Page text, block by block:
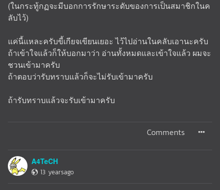
(ในกระทู้กฏจะมีบอกการรักษาระดับของการเป็นสมาชิกในค
ลับไว้)
แค่นี้แหละครับขี้เกียจเขียนเยอะ ไว้ไปอ่านในคลับเอานะครับ
ถ้าเข้าใจแล้วก็ให้บอกมาว่า อ่านทั้งหมดและเข้าใจแล้ว ผมจะ
ชวนเข้ามาครับ
ถ้าตอบว่ารับทราบแล้วก็จะไม่รับเข้ามาครับ
ถ้ารับทราบแล้วจะรับเข้ามาครับ
Comments
A4TeCH
13 yearsago